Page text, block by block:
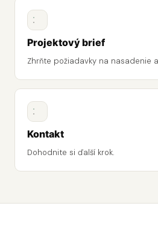
Projektový brief
Zhrňte požiadavky na nasadenie
Kontakt
Dohodnite si ďalší krok.